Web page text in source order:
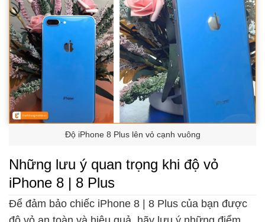
Độ iPhone 8 Plus lên vỏ cạnh vuông
Những lưu ý quan trọng khi độ vỏ
iPhone 8 | 8 Plus
Để đảm bảo chiếc iPhone 8 | 8 Plus của bạn được